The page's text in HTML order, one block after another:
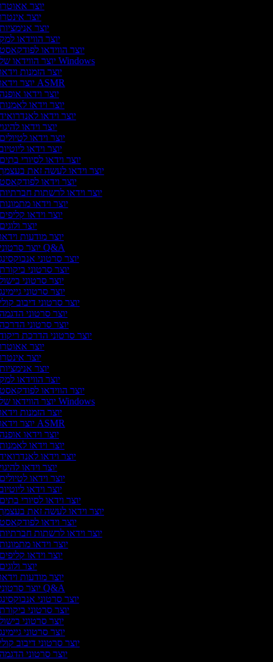
יוצר
יוצר
יוצר
יוצר הווידאו
יוצר הווידאו
יוצר הווידאו של Windows
יוצר הזמנות
יוצר וידאו ASMR
יוצר וידאו
יוצר וידאו
יוצר וידאו
יוצר וידאו
יוצר וידאו
יוצר וידאו
יוצר וידאו לסיורי
יוצר וידאו לעשה זאת
יוצר וידאו
יוצר וידאו לרשתות
יוצר וידאו
יוצר וידאו
יוצר
יוצר מודעות
יוצר סרטוני Q&A
יוצר סרטוני
יוצר סרטוני
יוצר סרטוני
יוצר סרטוני
יוצר סרטוני דיבוב
יוצר סרטוני
יוצר סרטוני
יוצר סרטוני הדרכת
יוצר
יוצר
יוצר
יוצר הווידאו
יוצר הווידאו
יוצר הווידאו של Windows
יוצר הזמנות
יוצר וידאו ASMR
יוצר וידאו
יוצר וידאו
יוצר וידאו
יוצר וידאו
יוצר וידאו
יוצר וידאו
יוצר וידאו לסיורי
יוצר וידאו לעשה זאת
יוצר וידאו
יוצר וידאו לרשתות
יוצר וידאו
יוצר וידאו
יוצר
יוצר מודעות
יוצר סרטוני Q&A
יוצר סרטוני
יוצר סרטוני
יוצר סרטוני
יוצר סרטוני
יוצר סרטוני דיבוב
יוצר סרטוני